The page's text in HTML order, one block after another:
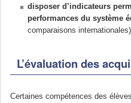
disposer d’indicateurs
performances du système
comparaisons
L’évaluation des
Certaines compétences des